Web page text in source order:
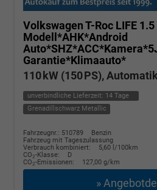
Volkswagen T-Roc LIFE
Modell*AHK*Android
Garantie*Klimaauto*
110 kW (150 PS),
unverbindliche Lieferzeit: 14 Tage
Grenadillschwarz Metallic
Fahrzeugnr.: 510789
Benzin
Fahrzeug mit Tageszulassung
Verbrauch kombiniert:
5,60 l/100km
CO2-Klasse:
D
CO2-Emissionen: 127,00 g/km
»